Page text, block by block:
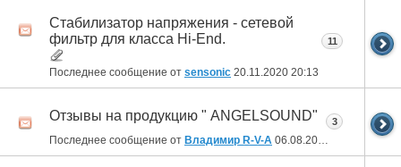
Стабилизатор напряжения - сетевой
фильтр для класса Hi-End.
Последнее сообщение от sensonic 20.11.2020 20:13
11
Отзывы на продукцию " ANGELSOUND"
Последнее сообщение от Владимир R-V-A 06.08.2019
3